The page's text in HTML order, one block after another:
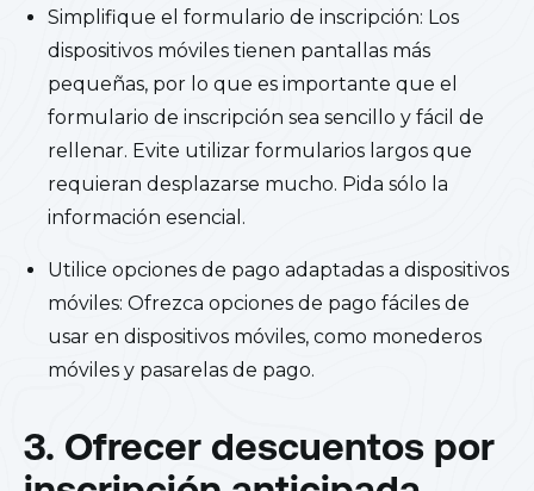
Simplifique el formulario de inscripción: Los
dispositivos móviles tienen pantallas más
pequeñas, por lo que es importante que el
formulario de inscripción sea sencillo y fácil de
rellenar. Evite utilizar formularios largos que
requieran desplazarse mucho. Pida sólo la
información esencial.
Utilice opciones de pago adaptadas a dispositivos
móviles: Ofrezca opciones de pago fáciles de
usar en dispositivos móviles, como monederos
móviles y pasarelas de pago.
3. Ofrecer descuentos por